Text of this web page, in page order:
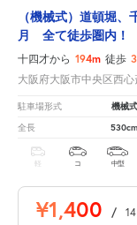
（機械式）道頓堀
月 全て徒歩圏内！
十四才から 194m 徒歩
大阪府大阪市中央区西
駐車場形式 機械式
全長 530cm
軽 コ 中型
¥1,400 / 14